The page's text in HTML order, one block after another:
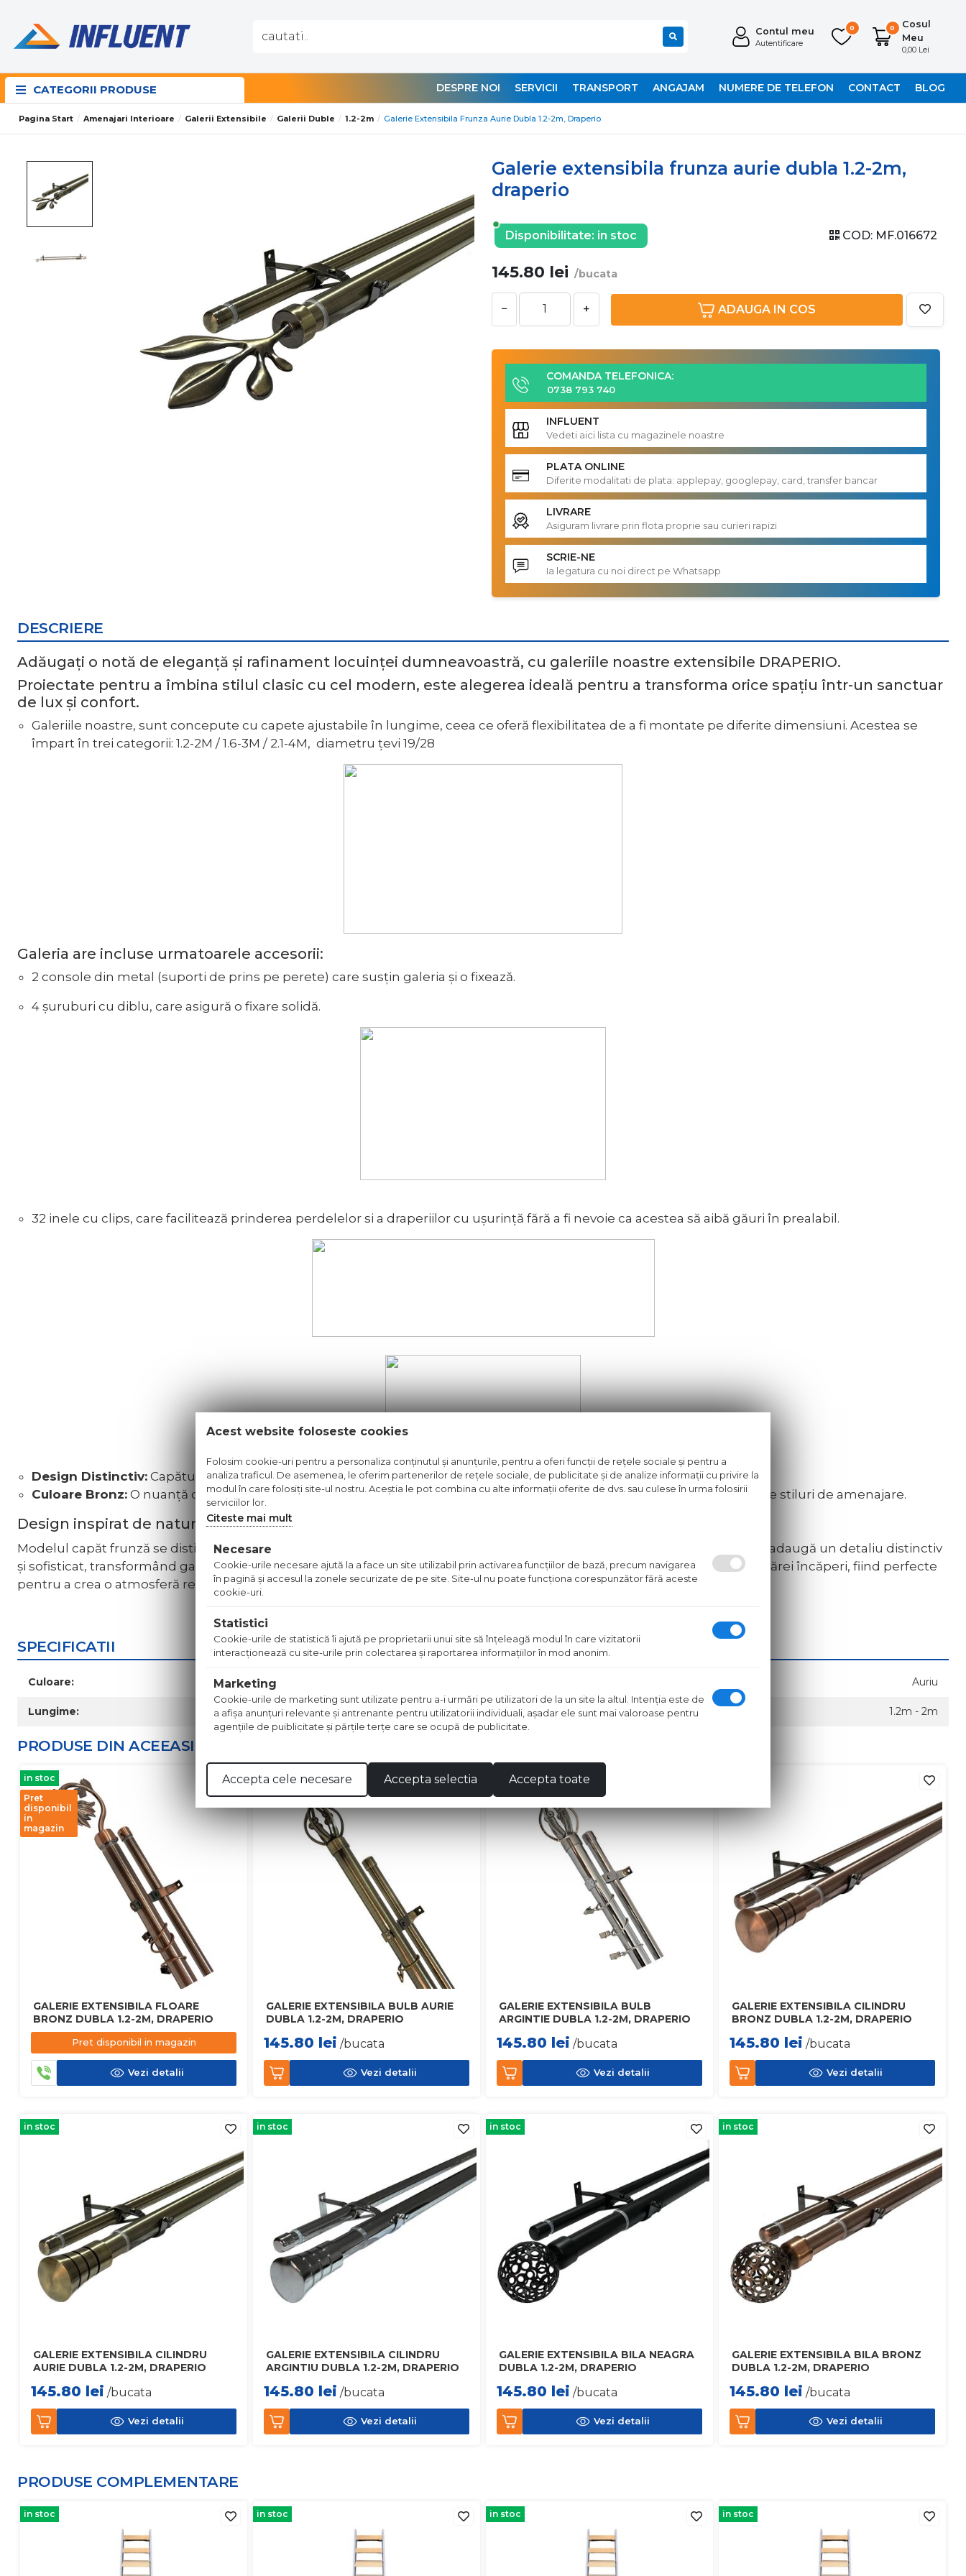
Contul meu
Autentificare
0 0
Cosul
Meu
0,00 Lei
CATEGORII PRODUSE DESPRE NOI SERVICII TRANSPORT ANGAJAM NUMERE DE TELEFON CONTACT BLOG
Pagina Start Amenajari Interioare Galerii Extensibile Galerii Duble 1.2-2m Galerie Extensibila Frunza Aurie Dubla 1.2-2m, Draperio
Galerie extensibila frunza aurie dubla 1.2-2m,
draperio
Disponibilitate: in stoc COD: MF.016672
145.80 lei /bucata
− + ADAUGA IN COS
COMANDA TELEFONICA:
0738 793 740
INFLUENT
Vedeti aici lista cu magazinele noastre
PLATA ONLINE
Diferite modalitati de plata: applepay, googlepay, card, transfer bancar
LIVRARE
Asiguram livrare prin flota proprie sau curieri rapizi
SCRIE-NE
Ia legatura cu noi direct pe Whatsapp
DESCRIERE
Adăugați o notă de eleganță și rafinament locuinței dumneavoastră, cu galeriile noastre extensibile DRAPERIO.
Proiectate pentru a îmbina stilul clasic cu cel modern, este alegerea ideală pentru a transforma orice spațiu într-un sanctuar
de lux și confort.
Galeriile noastre, sunt concepute cu capete ajustabile în lungime, ceea ce oferă flexibilitatea de a fi montate pe diferite dimensiuni. Acestea se
împart în trei categorii: 1.2-2M / 1.6-3M / 2.1-4M, diametru țevi 19/28
Galeria are incluse urmatoarele accesorii:
2 console din metal (suporti de prins pe perete) care susțin galeria și o fixează.
4 șuruburi cu diblu, care asigură o fixare solidă.
32 inele cu clips, care facilitează prinderea perdelelor si a draperiilor cu ușurință fără a fi nevoie ca acestea să aibă găuri în prealabil.
Design Distinctiv: Capătul frunză, este potrivit pentru cei care își doresc un spațiu cald, cu elemnte din natură.
Culoare Bronz: O nuanță caldă și sofisticată care aduce profunzime și lux decorului interior, completând perfect diverse stiluri de amenajare.
Design inspirat de natură
Modelul capăt frunză se distinge printr-un design inspirat din eleganța și simplitatea naturii. Capetele în formă de frunză adaugă un detaliu distinctiv
și sofisticat, transformând galeriile într-un element central al decorului. Aceste galerii, aduc un aer proaspăt și natural oricărei încăperi, fiind perfecte
pentru a crea o atmosferă relaxantă și armonioasă.
SPECIFICATII
Culoare: Auriu
Lungime: 1.2m - 2m
PRODUSE DIN ACEEASI
in stoc
Pret
disponibil
in
magazin
GALERIE EXTENSIBILA FLOARE
BRONZ DUBLA 1.2-2M, DRAPERIO
Pret disponibil in magazin
Vezi detalii
in stoc
GALERIE EXTENSIBILA BULB AURIE
DUBLA 1.2-2M, DRAPERIO
145.80 lei /bucata
Vezi detalii
in stoc
GALERIE EXTENSIBILA BULB
ARGINTIE DUBLA 1.2-2M, DRAPERIO
145.80 lei /bucata
Vezi detalii
GALERIE EXTENSIBILA CILINDRU
BRONZ DUBLA 1.2-2M, DRAPERIO
145.80 lei /bucata
Vezi detalii
in stoc
GALERIE EXTENSIBILA CILINDRU
AURIE DUBLA 1.2-2M, DRAPERIO
145.80 lei /bucata
Vezi detalii
in stoc
GALERIE EXTENSIBILA CILINDRU
ARGINTIU DUBLA 1.2-2M, DRAPERIO
145.80 lei /bucata
Vezi detalii
in stoc
GALERIE EXTENSIBILA BILA NEAGRA
DUBLA 1.2-2M, DRAPERIO
145.80 lei /bucata
Vezi detalii
in stoc
GALERIE EXTENSIBILA BILA BRONZ
DUBLA 1.2-2M, DRAPERIO
145.80 lei /bucata
Vezi detalii
PRODUSE COMPLEMENTARE
in stoc in stoc in stoc in stoc
Acest website foloseste cookies
Folosim cookie-uri pentru a personaliza conținutul și anunțurile, pentru a oferi funcții de rețele sociale și pentru a
analiza traficul. De asemenea, le oferim partenerilor de rețele sociale, de publicitate și de analize informații cu privire la
modul în care folosiți site-ul nostru. Aceștia le pot combina cu alte informații oferite de dvs. sau culese în urma folosirii
serviciilor lor.
Citeste mai mult
Necesare
Cookie-urile necesare ajută la a face un site utilizabil prin activarea funcţiilor de bază, precum navigarea
în pagină şi accesul la zonele securizate de pe site. Site-ul nu poate funcţiona corespunzător fără aceste
cookie-uri.
Statistici
Cookie-urile de statistică îi ajută pe proprietarii unui site să înţeleagă modul în care vizitatorii
interacţionează cu site-urile prin colectarea şi raportarea informaţiilor în mod anonim.
Marketing
Cookie-urile de marketing sunt utilizate pentru a-i urmări pe utilizatori de la un site la altul. Intenţia este de
a afişa anunţuri relevante şi antrenante pentru utilizatorii individuali, aşadar ele sunt mai valoroase pentru
agenţiile de puiblicitate şi părţile terţe care se ocupă de publicitate.
Accepta cele necesare Accepta selectia Accepta toate